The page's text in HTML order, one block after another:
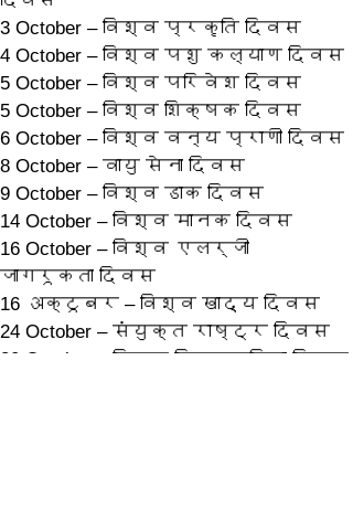
3 October – विश्व प्रकृति दिवस
4 October – विश्व पशु कल्याण दिवस
5 October – विश्व परिवेश दिवस
5 October – विश्व शिक्षक दिवस
6 October – विश्व वन्य प्राणी दिवस
8 October – वायु सेना दिवस
9 October – विश्व डाक दिवस
14 October – विश्व मानक दिवस
16 October – विश्व एलर्जी
जागरूकता दिवस
16 अक्टूबर – विश्व खाद्य दिवस
24 October – संयुक्त राष्ट्र दिवस
30 October – विश्व मितव्ययिता दिवस